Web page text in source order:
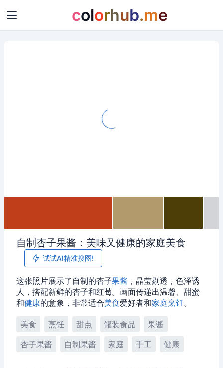
colorhub.me
自制杏子果酱：美味又健康的家庭美食
试试AI精准搜图!
这张照片展示了自制的杏子果酱 ，晶莹剔透，色泽诱
人，搭配新鲜的杏子和红莓。画面传递出温馨、甜蜜
和健康的意象，非常适合美食爱好者和家庭烹饪。
美食 烹饪 甜点 罐装食品
果酱
杏子果酱
自制果酱 家庭 手工 健康